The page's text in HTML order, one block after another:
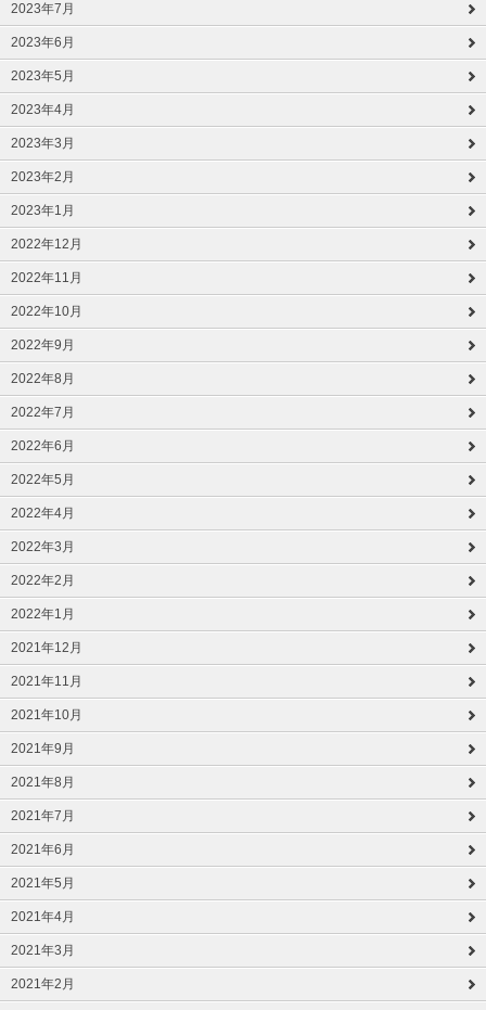
2023年7月
2023年6月
2023年5月
2023年4月
2023年3月
2023年2月
2023年1月
2022年12月
2022年11月
2022年10月
2022年9月
2022年8月
2022年7月
2022年6月
2022年5月
2022年4月
2022年3月
2022年2月
2022年1月
2021年12月
2021年11月
2021年10月
2021年9月
2021年8月
2021年7月
2021年6月
2021年5月
2021年4月
2021年3月
2021年2月